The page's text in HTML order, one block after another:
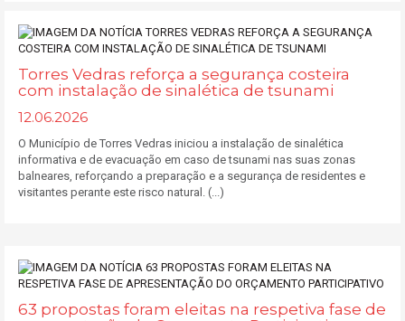
Torres Vedras reforça a segurança costeira
com instalação de sinalética de tsunami
12.06.2026
O Município de Torres Vedras iniciou a instalação de sinalética
informativa e de evacuação em caso de tsunami nas suas zonas
balneares, reforçando a preparação e a segurança de residentes e
visitantes perante este risco natural. (...)
63 propostas foram eleitas na respetiva fase de